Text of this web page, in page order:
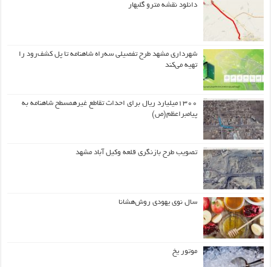
دانلود نقشه مترو گلبهار
شهرداری مشهد طرح تفصیلی سه‌راه شاهنامه تا پل کشف‌رود را
تهیه می‌کند
۱۳۰۰میلیارد ریال برای احداث تقاطع غیرهمسطح شاهنامه به
پیامبراعظم(ص)
تصویب طرح بازنگری قلعه وکیل آباد مشهد
سال نوی یهودی روش‌هشانا
موتور یخ